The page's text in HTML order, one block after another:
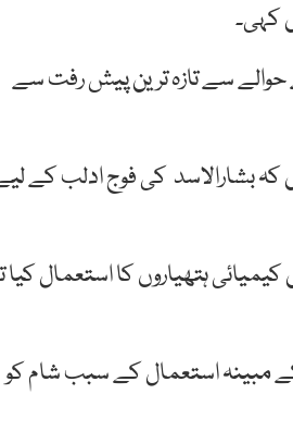
کہی۔
حوالے سے تازہ ترین پیش رفت سے
بشارالاسد کی فوج ادلب کے
ہتھیاروں کا استعمال کیا
2018 میں کیمیائی ہتھیاروں کے مبینہ استعمال کے سبب شام کو